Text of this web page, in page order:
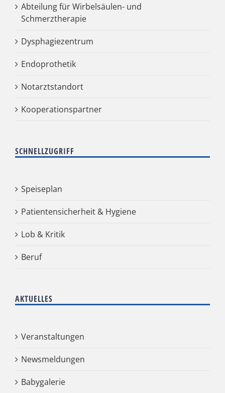
Abteilung für Wirbelsäulen- und
Schmerztherapie
Dysphagiezentrum
Endoprothetik
Notarztstandort
Kooperationspartner
SCHNELLZUGRIFF
Speiseplan
Patientensicherheit & Hygiene
Lob & Kritik
Beruf
AKTUELLES
Veranstaltungen
Newsmeldungen
Babygalerie